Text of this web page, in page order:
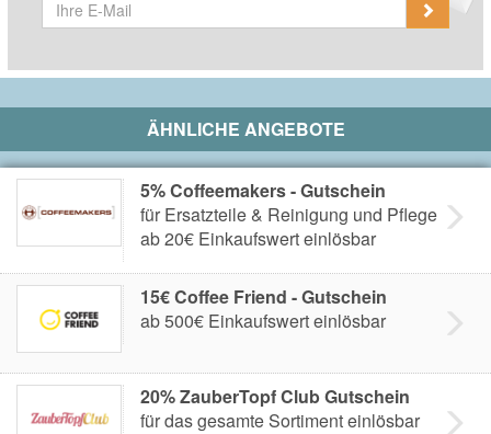
ÄHNLICHE ANGEBOTE
5% Coffeemakers - Gutschein
für Ersatzteile & Reinigung und Pflege
ab 20€ Einkaufswert einlösbar
15€ Coffee Friend - Gutschein
ab 500€ Einkaufswert einlösbar
20% ZauberTopf Club Gutschein
für das gesamte Sortiment einlösbar